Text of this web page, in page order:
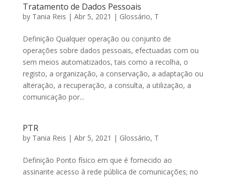
Tratamento de Dados Pessoais
by Tania Reis | Abr 5, 2021 | Glossário, T
Definição Qualquer operação ou conjunto de
operações sobre dados pessoais, efectuadas com ou
sem meios automatizados, tais como a recolha, o
registo, a organização, a conservação, a adaptação ou
alteração, a recuperação, a consulta, a utilização, a
comunicação por...
PTR
by Tania Reis | Abr 5, 2021 | Glossário, T
Definição Ponto físico em que é fornecido ao
assinante acesso à rede pública de comunicações; no